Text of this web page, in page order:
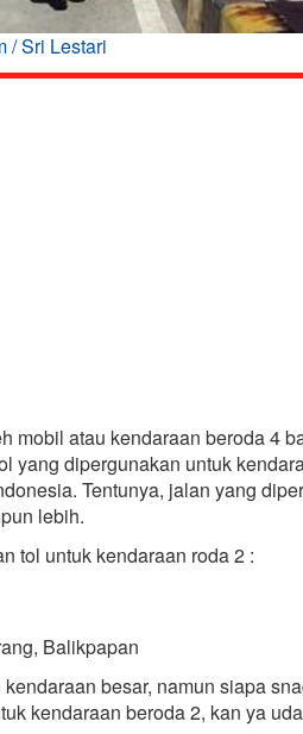
/ Sri Lestari
mobil atau kendaraan beroda 4
yang dipergunakan untuk
Tentunya, jalan yang
lebih.
tol untuk kendaraan roda 2 :
Balikpapan
besar, namun siapa
kendaraan beroda 2, kan ya